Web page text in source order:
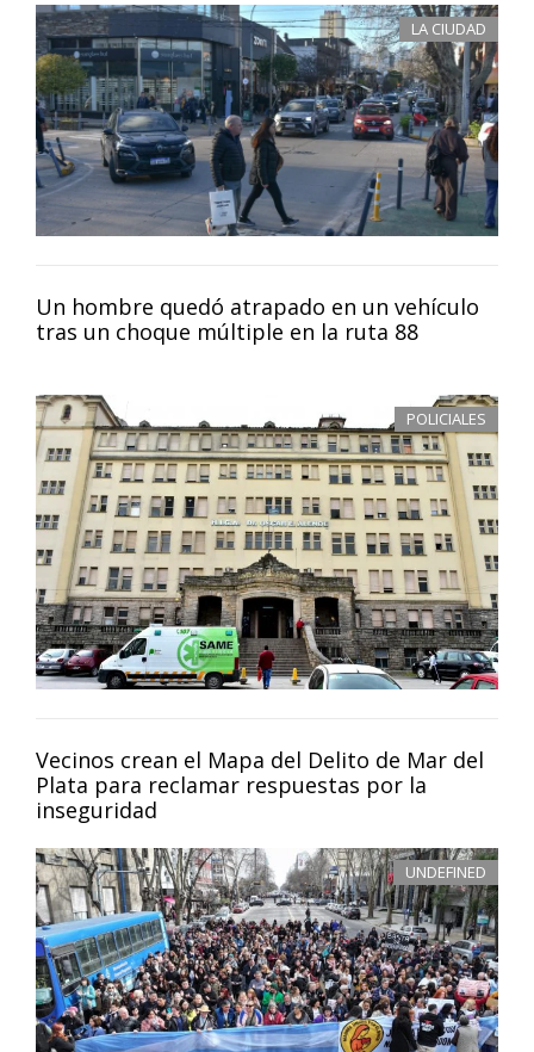
LA CIUDAD
Un hombre quedó atrapado en un vehículo
tras un choque múltiple en la ruta 88
POLICIALES
Vecinos crean el Mapa del Delito de Mar del
Plata para reclamar respuestas por la
inseguridad
UNDEFINED